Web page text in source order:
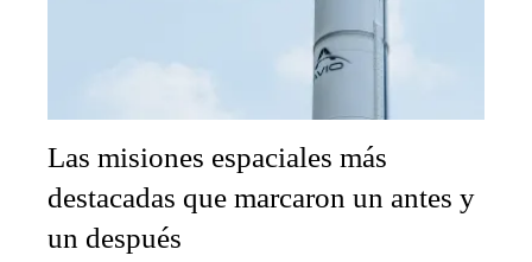
Las misiones espaciales más
destacadas que marcaron un antes y
un después